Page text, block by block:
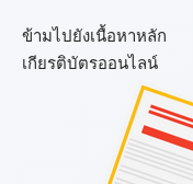
ข้ามไปยังเนื้อหาหลัก
เกียรติบัตรออนไลน์